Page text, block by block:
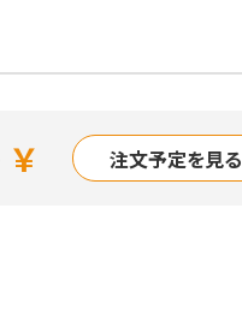
￥ 注文予定を見る